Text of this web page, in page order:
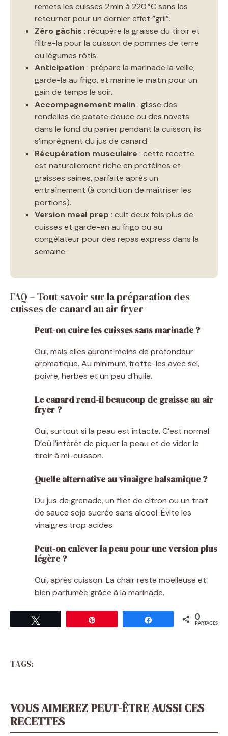
remets les cuisses 2 min à 220 °C sans les
retourner pour un dernier effet “gril”.
Zéro gâchis : récupère la graisse du tiroir et
filtre-la pour la cuisson de pommes de terre
ou légumes rôtis.
Anticipation : prépare la marinade la veille,
garde-la au frigo, et marine le matin pour un
gain de temps le soir.
Accompagnement malin : glisse des
rondelles de patate douce ou des navets
dans le fond du panier pendant la cuisson, ils
s’imprègnent du jus de canard.
Récupération musculaire : cette recette
est naturellement riche en protéines et
graisses saines, parfaite après un
entraînement (à condition de maîtriser les
portions).
Version meal prep : cuit deux fois plus de
cuisses et garde-en au frigo ou au
congélateur pour des repas express dans la
semaine.
FAQ – Tout savoir sur la préparation des
cuisses de canard au air fryer
Peut-on cuire les cuisses sans marinade ?
Oui, mais elles auront moins de profondeur
aromatique. Au minimum, frotte-les avec sel,
poivre, herbes et un peu d’huile.
Le canard rend-il beaucoup de graisse au air
fryer ?
Oui, surtout si la peau est intacte. C’est normal.
D’où l’intérêt de piquer la peau et de vider le
tiroir à mi-cuisson.
Quelle alternative au vinaigre balsamique ?
Du jus de grenade, un filet de citron ou un trait
de sauce soja sucrée sans alcool. Évite les
vinaigres trop acides.
Peut-on enlever la peau pour une version plus
légère ?
Oui, après cuisson. La chair reste moelleuse et
bien parfumée grâce à la marinade.
Partagez 0
PARTAGES
TAGS:
VOUS AIMEREZ PEUT-ÊTRE AUSSI CES
RECETTES